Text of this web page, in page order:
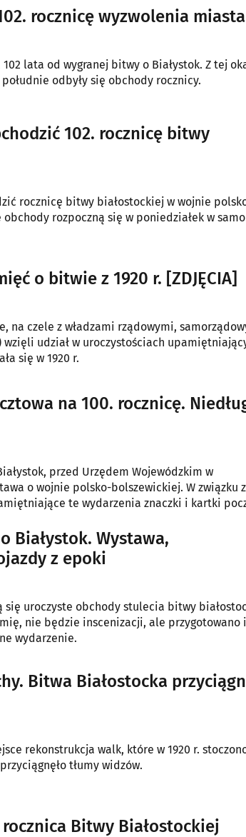
rocznicę wyzwolenia miasta
lata od wygranej bitwy o Białystok. Z tej
odbyły się obchody rocznicy.
102. rocznicę bitwy
rocznicę bitwy białostockiej w wojnie
obchody rozpoczną się w poniedziałek w samo
o bitwie z 1920 r. [ZDJĘCIA]
na czele z władzami rządowymi,
udział w uroczystościach
się w 1920 r.
na 100. rocznicę.
przed Urzędem Wojewódzkim w
o wojnie polsko-bolszewickiej. W związku
te wydarzenia znaczki i kartki
Białystok. Wystawa,
z epoki
się uroczyste obchody stulecia bitwy
nie będzie inscenizacji, ale przygotowano
wydarzenie.
Bitwa Białostocka
tłumy widzów.
Bitwy Białostockiej